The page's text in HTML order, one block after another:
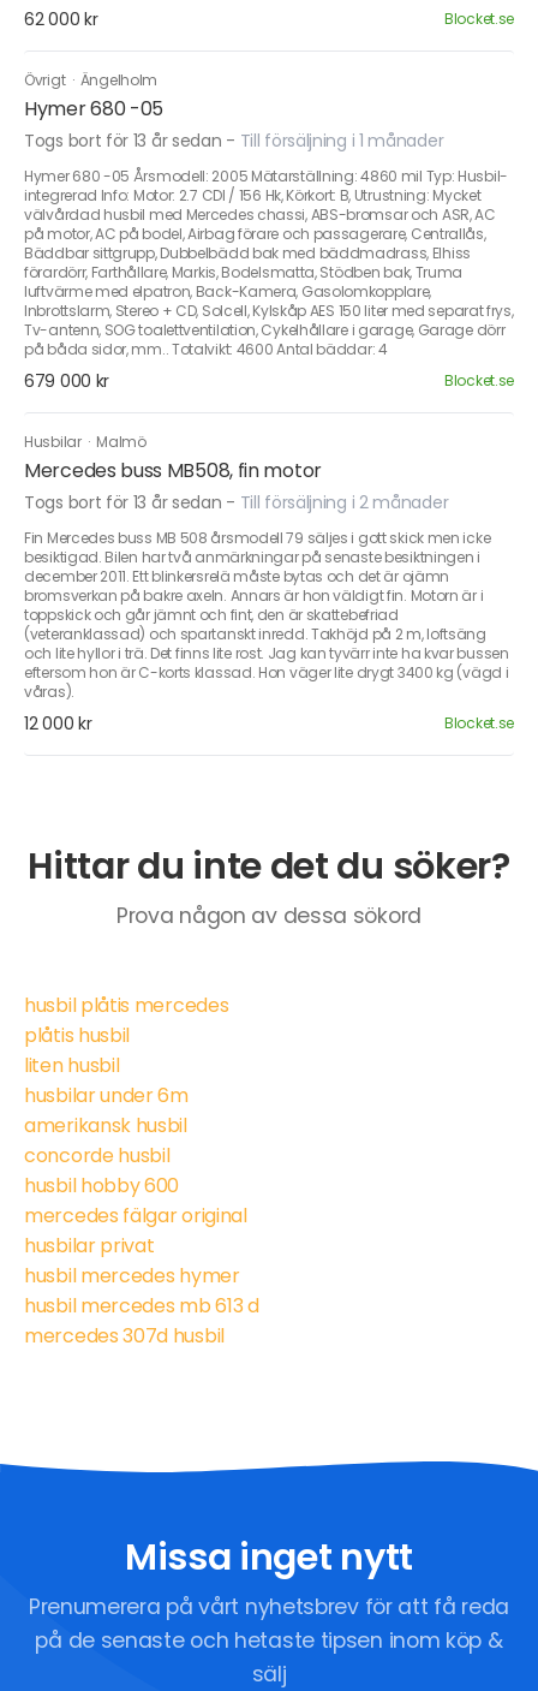
62 000 kr Blocket.se
Övrigt · Ängelholm
Hymer 680 -05
Togs bort för 13 år sedan - Till försäljning i 1 månader
Hymer 680 -05 Årsmodell: 2005 Mätarställning: 4860 mil Typ: Husbil-
integrerad Info: Motor: 2.7 CDI / 156 Hk, Körkort: B, Utrustning: Mycket
välvårdad husbil med Mercedes chassi, ABS-bromsar och ASR, AC
på motor, AC på bodel, Airbag förare och passagerare, Centrallås,
Bäddbar sittgrupp, Dubbelbädd bak med bäddmadrass, Elhiss
förardörr, Farthållare, Markis, Bodelsmatta, Stödben bak, Truma
luftvärme med elpatron, Back-Kamera, Gasolomkopplare,
Inbrottslarm, Stereo + CD, Solcell, Kylskåp AES 150 liter med separat frys,
Tv-antenn, SOG toalettventilation, Cykelhållare i garage, Garage dörr
på båda sidor, mm.. Totalvikt: 4600 Antal bäddar: 4
679 000 kr Blocket.se
Husbilar · Malmö
Mercedes buss MB508, fin motor
Togs bort för 13 år sedan - Till försäljning i 2 månader
Fin Mercedes buss MB 508 årsmodell 79 säljes i gott skick men icke
besiktigad. Bilen har två anmärkningar på senaste besiktningen i
december 2011. Ett blinkersrelä måste bytas och det är ojämn
bromsverkan på bakre axeln. Annars är hon väldigt fin. Motorn är i
toppskick och går jämnt och fint, den är skattebefriad
(veteranklassad) och spartanskt inredd. Takhöjd på 2 m, loftsäng
och lite hyllor i trä. Det finns lite rost. Jag kan tyvärr inte ha kvar bussen
eftersom hon är C-korts klassad. Hon väger lite drygt 3400 kg (vägd i
våras).
12 000 kr Blocket.se
Hittar du inte det du söker?
Prova någon av dessa sökord
husbil plåtis mercedes
plåtis husbil
liten husbil
husbilar under 6m
amerikansk husbil
concorde husbil
husbil hobby 600
mercedes fälgar original
husbilar privat
husbil mercedes hymer
husbil mercedes mb 613 d
mercedes 307d husbil
Missa inget nytt
Prenumerera på vårt nyhetsbrev för att få reda
på de senaste och hetaste tipsen inom köp &
sälj